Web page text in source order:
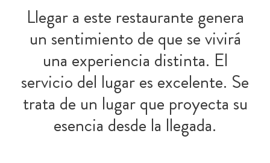
Llegar a este restaurante genera
un sentimiento de que se vivirá
una experiencia distinta. El
servicio del lugar es excelente. Se
trata de un lugar que proyecta su
esencia desde la llegada.